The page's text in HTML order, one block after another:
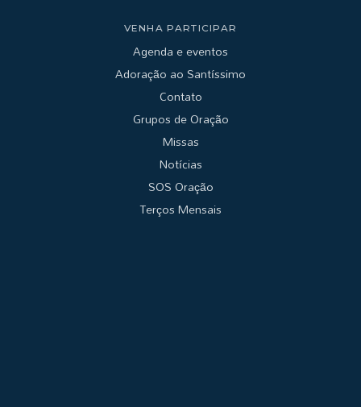
VENHA PARTICIPAR
Agenda e eventos
Adoração ao Santíssimo
Contato
Grupos de Oração
Missas
Notícias
SOS Oração
Terços Mensais